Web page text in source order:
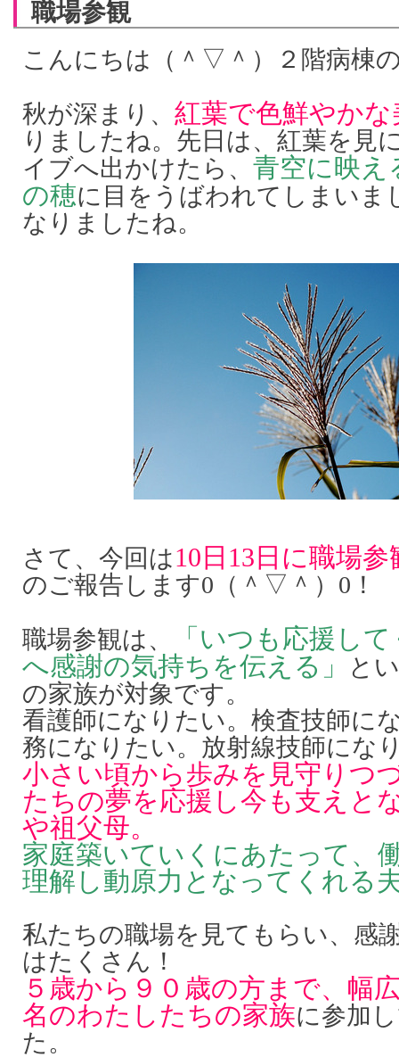
職場参観
こんにちは（＾▽＾）２階病棟
秋が深まり、 紅葉で色鮮やか
りましたね。先日は、紅葉を見
イブへ出かけたら、 青空に映え
の穂に目をうばわれてしまいま
なりましたね。
さて、今回は10日13日に職場
のご報告します0（＾▽＾）0！
職場参観は、
「いつも応援し
へ感謝の気持ちを伝える」
と
の家族が対象です。
看護師になりたい。検査技師に
務になりたい。放射線技師にな
小さい頃から歩みを見守りつ
たちの夢を応援し今も支えと
や祖父母。
家庭築いていくにあたって、
理解し動原力となってくれる
私たちの職場を見てもらい、感
はたくさん！
５歳から９０歳の方まで、幅
名のわたしたちの家族に参加
た。